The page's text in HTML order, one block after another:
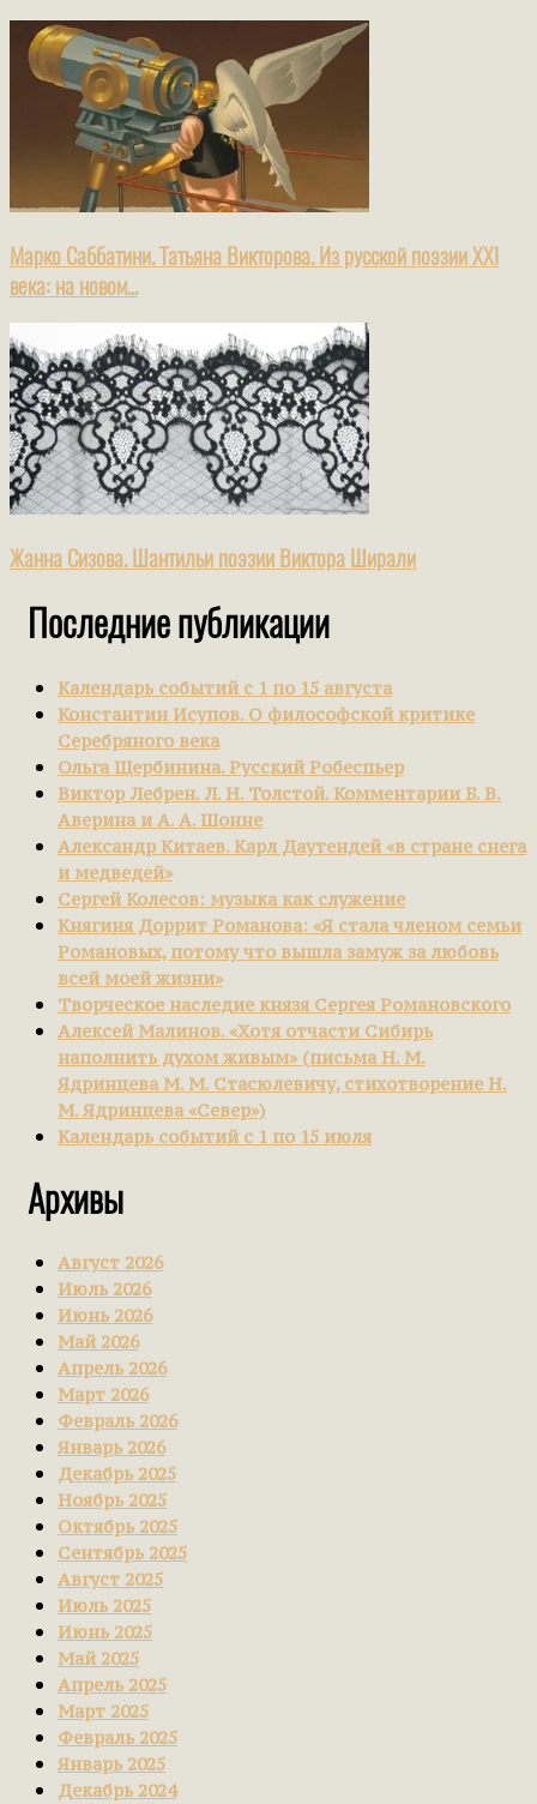
Марко Саббатини. Татьяна Викторова. Из русской поэзии XXI
века: на новом...
Жанна Сизова. Шантильи поэзии Виктора Ширали
Последние публикации
Календарь событий с 1 по 15 августа
Константин Исупов. О философской критике
Серебряного века
Ольга Щербинина. Русский Робеспьер
Виктор Лебрен. Л. Н. Толстой. Комментарии Б. В.
Аверина и А. А. Шонне
Александр Китаев. Карл Даутендей «в стране снега
и медведей»
Сергей Колесов: музыка как служение
Княгиня Доррит Романова: «Я стала членом семьи
Романовых, потому что вышла замуж за любовь
всей моей жизни»
Творческое наследие князя Сергея Романовского
Алексей Малинов. «Хотя отчасти Сибирь
наполнить духом живым» (письма Н. М.
Ядринцева М. М. Стасюлевичу, стихотворение Н.
М. Ядринцева «Север»)
Календарь событий с 1 по 15 июля
Архивы
Август 2026
Июль 2026
Июнь 2026
Май 2026
Апрель 2026
Март 2026
Февраль 2026
Январь 2026
Декабрь 2025
Ноябрь 2025
Октябрь 2025
Сентябрь 2025
Август 2025
Июль 2025
Июнь 2025
Май 2025
Апрель 2025
Март 2025
Февраль 2025
Январь 2025
Декабрь 2024